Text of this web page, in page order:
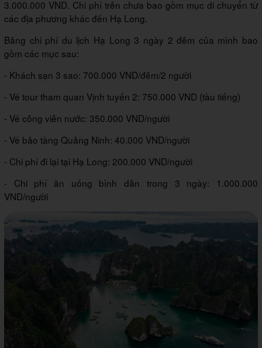
3.000.000 VND. Chi phí trên chưa bao gồm mục di chuyển từ
các địa phương khác đến Hạ Long.
Bảng chi phí du lịch Hạ Long 3 ngày 2 đêm của mình bao
gồm các mục sau:
- Khách sạn 3 sao: 700.000 VND/đêm/2 người
- Vé tour tham quan Vịnh tuyến 2: 750.000 VND (tàu tiếng)
- Vé công viên nước: 350.000 VND/người
- Vé bảo tàng Quảng Ninh: 40.000 VND/người
- Chi phí đi lại tại Hạ Long: 200.000 VND/người
- Chi phí ăn uống bình dân trong 3 ngày: 1.000.000
VND/người